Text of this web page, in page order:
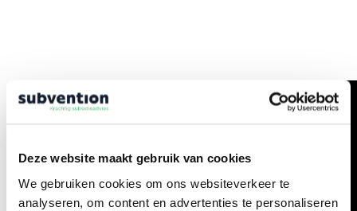
Deze website maakt gebruik van cookies
We gebruiken cookies om ons websiteverkeer te
analyseren, om content en advertenties te personaliseren